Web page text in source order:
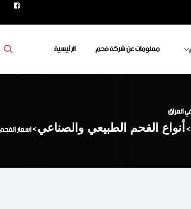
الرئيسية معلومات عن شركة فحم
> أنواع الفحم الطبيعي والصناعي>اسعار